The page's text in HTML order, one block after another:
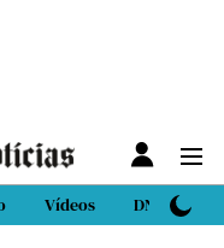
Vídeos DN Sport